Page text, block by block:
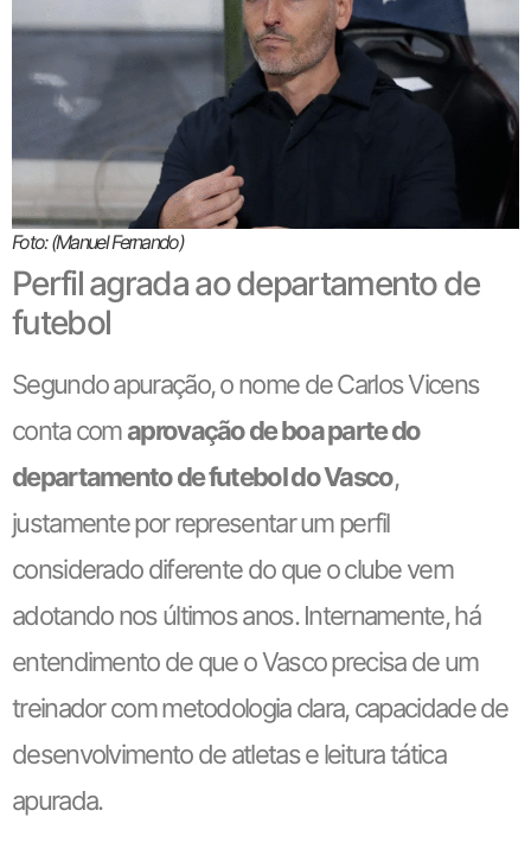
Foto: (Manuel Fernando)
Perfil agrada ao departamento de
futebol
Segundo apuração, o nome de Carlos Vicens
conta comaprovação de boa parte do
departamento de futebol do Vasco,
justamente por representar um perfil
considerado diferente do que o clube vem
adotando nos últimos anos. Internamente, há
entendimento de que o Vasco precisa de um
treinador com metodologia clara, capacidade de
desenvolvimento de atletas e leitura tática
apurada.